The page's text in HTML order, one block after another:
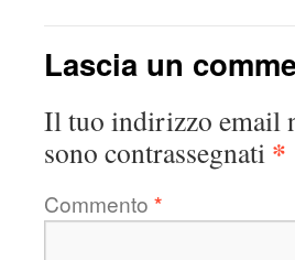
Lascia un
Il tuo indirizzo email
sono contrassegnati *
Commento *